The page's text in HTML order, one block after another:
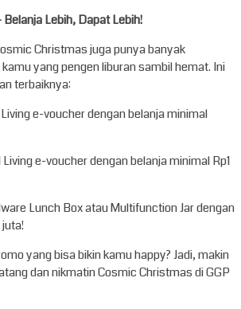
Lebih, Dapat Lebih!
Christmas juga punya banyak
yang pengen liburan sambil hemat. Ini
terbaiknya:
e-voucher dengan belanja minimal
e-voucher dengan belanja minimal Rp1
Lunch Box atau Multifunction Jar dengan
yang bisa bikin kamu happy? Jadi, makin
dan nikmatin Cosmic Christmas di GGP